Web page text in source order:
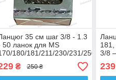
35 см шаг 3/8 - 1.3
50 ланок для MS
180/181/211/230/231/250/251/
Treszer
₴ 250 ₴
3/8
239